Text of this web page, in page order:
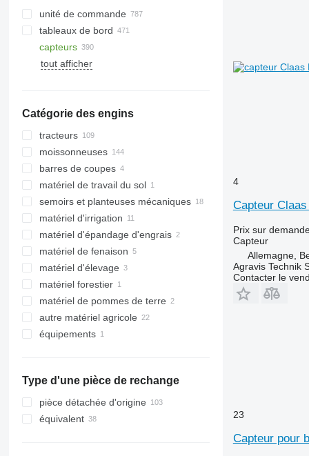
unité de commande
tableaux de bord
capteurs
tout afficher
Catégorie des engins
tracteurs
mini-tracteurs
tracteurs à roues
moissonneuses
moissonneuses-batteuses
ensileuses
barres de coupes
barres de coupe à céréales
matériel de travail du sol
semoirs et planteuses mécaniques
matériel d'irrigation
matériel d'épandage d'engrais
distributeurs d'engrais
matériel de fenaison
chargeurs agricoles
matériel d'élevage
matériel d'élevage
mélangeuses
matériel forestier
abatteuses
matériel de pommes de terre
récolteuses de pommes de terre
autre matériel agricole
équipements
Type d'une pièce de rechange
pièce détachée d'origine
équivalent
4
Capteur
Prix sur
Capteur
Allemagne,
Agravis Technik
Contacter le
23
Capteur pour